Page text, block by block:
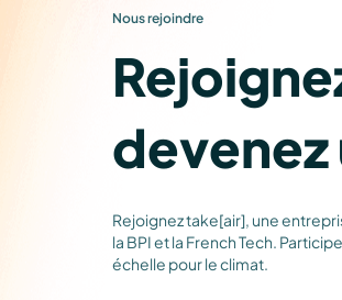
Nous rejoindre
devenez
Rejoignez take[air], une
la BPI et la French Tech.
échelle pour le climat.